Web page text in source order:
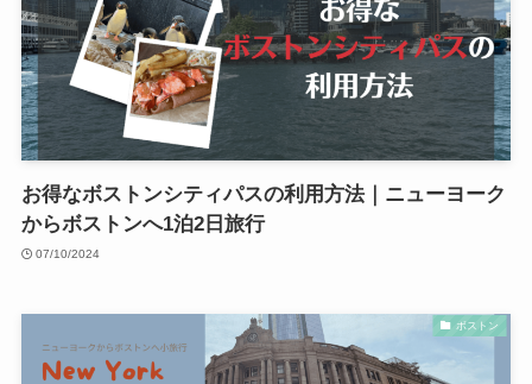
お得なボストンシティパスの利用方法｜ニューヨーク
からボストンへ1泊2日旅行
07/10/2024
ボストン